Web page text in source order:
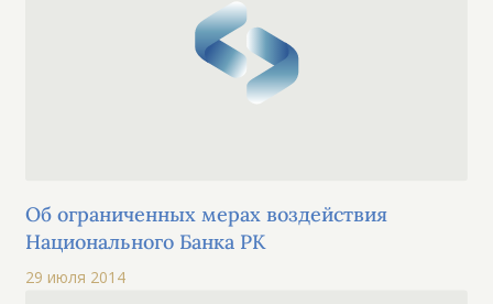
Об ограниченных мерах воздействия
Национального Банка РК
29 июля 2014